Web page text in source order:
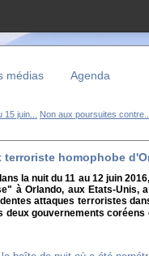
médias Agenda
juin... Non aux poursuites
terroriste homophobe
la nuit du 11 au 12 juin
à Orlando, aux Etats-Unis,
attaques terroristes
deux gouvernements